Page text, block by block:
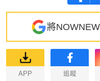
將
APP 追蹤